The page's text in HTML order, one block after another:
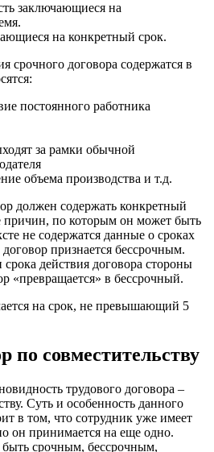
заключающиеся на
на конкретный срок.
срочного договора содержатся в
постоянного работника
за рамки обычной
объема производства и т.д.
должен содержать конкретный
причин, по которым он может быть
не содержатся данные о сроках
признается бессрочным.
действия договора стороны
«превращается» в бессрочный.
на срок, не превышающий 5
по совместительству
трудового договора –
Суть и особенность данного
в том, что сотрудник уже имеет
он принимается на еще одно.
срочным, бессрочным,